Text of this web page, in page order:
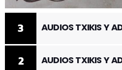
2 AUDIOS TXIKIS Y
3 AUDIOS TXIKIS Y